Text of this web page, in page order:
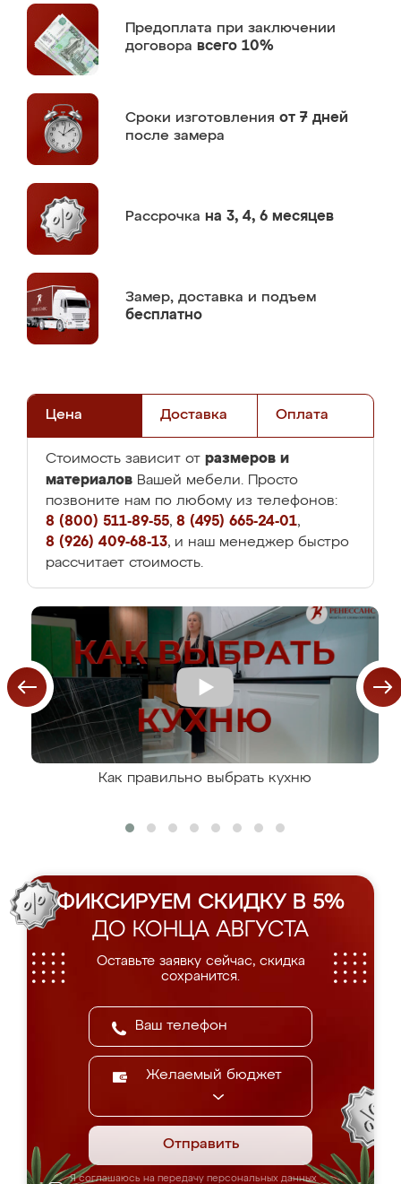
Предоплата при заключении
договора всего 10%
Сроки изготовления от 7 дней
после замера
Рассрочка на 3, 4, 6 месяцев
Замер, доставка и подъем
бесплатно
Цена Доставка Оплата
Стоимость зависит от размеров и
материалов Вашей мебели. Просто
позвоните нам по любому из телефонов:
8 (800) 511-89-55, 8 (495) 665-24-01,
8 (926) 409-68-13, и наш менеджер быстро
рассчитает стоимость.
Как правильно выбрать кухню
ФИКСИРУЕМ СКИДКУ В 5%
ДО КОНЦА АВГУСТА
Оставьте заявку сейчас, скидка
сохранится.
Желаемый бюджет
Отправить
Я соглашаюсь на передачу персональных данных